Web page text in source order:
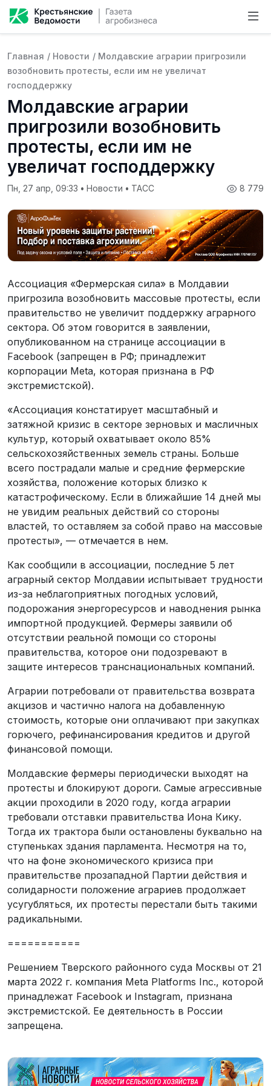
Главная / Новости / Молдавские аграрии пригрозили
возобновить протесты, если им не увеличат
господдержку
Молдавские аграрии
пригрозили возобновить
протесты, если им не
увеличат господдержку
8 779
Пн, 27 апр, 09:33 • Новости • ТАСС
Ассоциация «Фермерская сила» в Молдавии
пригрозила возобновить массовые протесты, если
правительство не увеличит поддержку аграрного
сектора. Об этом говорится в заявлении,
опубликованном на странице ассоциации в
Facebook (запрещен в РФ; принадлежит
корпорации Meta, которая признана в РФ
экстремистской).
«Ассоциация констатирует масштабный и
затяжной кризис в секторе зерновых и масличных
культур, который охватывает около 85%
сельскохозяйственных земель страны. Больше
всего пострадали малые и средние фермерские
хозяйства, положение которых близко к
катастрофическому. Если в ближайшие 14 дней мы
не увидим реальных действий со стороны
властей, то оставляем за собой право на массовые
протесты», — отмечается в нем.
Как сообщили в ассоциации, последние 5 лет
аграрный сектор Молдавии испытывает трудности
из-за неблагоприятных погодных условий,
подорожания энергоресурсов и наводнения рынка
импортной продукцией. Фермеры заявили об
отсутствии реальной помощи со стороны
правительства, которое они подозревают в
защите интересов транснациональных компаний.
Аграрии потребовали от правительства возврата
акцизов и частично налога на добавленную
стоимость, которые они оплачивают при закупках
горючего, рефинансирования кредитов и другой
финансовой помощи.
Молдавские фермеры периодически выходят на
протесты и блокируют дороги. Самые агрессивные
акции проходили в 2020 году, когда аграрии
требовали отставки правительства Иона Кику.
Тогда их трактора были остановлены буквально на
ступеньках здания парламента. Несмотря на то,
что на фоне экономического кризиса при
правительстве прозападной Партии действия и
солидарности положение аграриев продолжает
усугубляться, их протесты перестали быть такими
радикальными.
===========
Решением Тверского районного суда Москвы от 21
марта 2022 г. компания Meta Platforms Inc., которой
принадлежат Facebook и Instagram, признана
экстремистской. Ее деятельность в России
запрещена.